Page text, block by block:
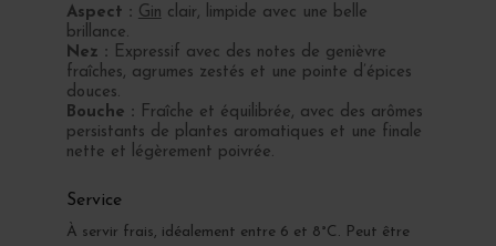
Aspect : Gin clair, limpide avec une belle
brillance.
Nez : Expressif avec des notes de genièvre
fraîches, agrumes zestés et une pointe d’épices
douces.
Bouche : Fraîche et équilibrée, avec des arômes
persistants de plantes aromatiques et une finale
nette et légèrement poivrée.
Service
À servir frais, idéalement entre 6 et 8°C. Peut être